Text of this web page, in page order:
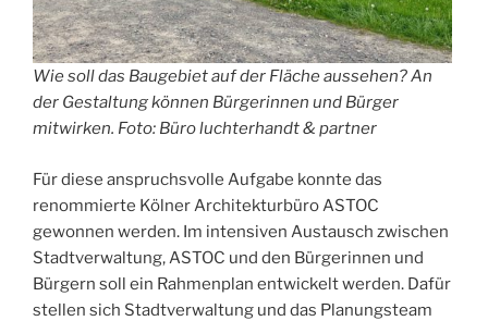
Wie soll das Baugebiet auf der Fläche aussehen? An
der Gestaltung können Bürgerinnen und Bürger
mitwirken. Foto: Büro luchterhandt & partner
Für diese anspruchsvolle Aufgabe konnte das
renommierte Kölner Architekturbüro ASTOC
gewonnen werden. Im intensiven Austausch zwischen
Stadtverwaltung, ASTOC und den Bürgerinnen und
Bürgern soll ein Rahmenplan entwickelt werden. Dafür
stellen sich Stadtverwaltung und das Planungsteam